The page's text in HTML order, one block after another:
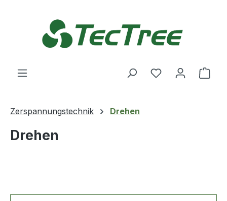
Du hast 0
Zerspannungstechnik Drehen
Drehen